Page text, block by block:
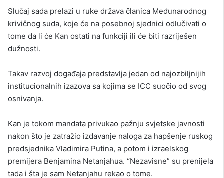
Slučaj sada prelazi u ruke država članica Međunarodnog
krivičnog suda, koje će na posebnoj sjednici odlučivati o
tome da li će Kan ostati na funkciji ili će biti razriješen
dužnosti.
Takav razvoj događaja predstavlja jedan od najozbiljnijih
institucionalnih izazova sa kojima se ICC suočio od svog
osnivanja.
Kan je tokom mandata privukao pažnju svjetske javnosti
nakon što je zatražio izdavanje naloga za hapšenje ruskog
predsjednika Vladimira Putina, a potom i izraelskog
premijera Benjamina Netanjahua. “Nezavisne” su prenijela
tada i šta je sam Netanjahu rekao o tome.